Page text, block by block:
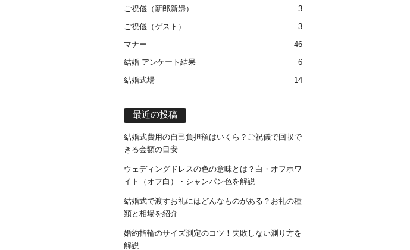
ご祝儀（新郎新婦）
3
ご祝儀（ゲスト）
3
マナー
46
結婚 アンケート結果
6
結婚式場
14
最近の投稿
結婚式費用の自己負担額はいくら？ご祝儀で回収で
きる金額の目安
ウェディングドレスの色の意味とは？白・オフホワ
イト（オフ白）・シャンパン色を解説
結婚式で渡すお礼にはどんなものがある？お礼の種
類と相場を紹介
婚約指輪のサイズ測定のコツ！失敗しない測り方を
解説